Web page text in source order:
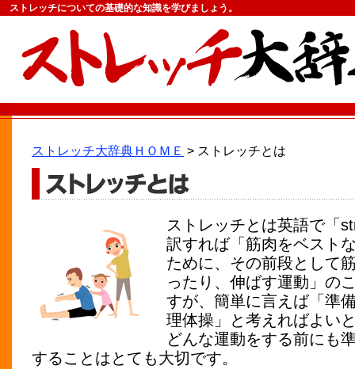
ストレッチについての基礎的な知識を学びましょう。
ストレッチ大辞典ＨＯＭＥ > ストレッチとは
ストレッチとは英語で「
訳すれば「筋肉をベスト
ために、その前段として
ったり、伸ばす運動」の
すが、簡単に言えば「準
理体操」と考えればよい
どんな運動をする前にも
することはとても大切です。